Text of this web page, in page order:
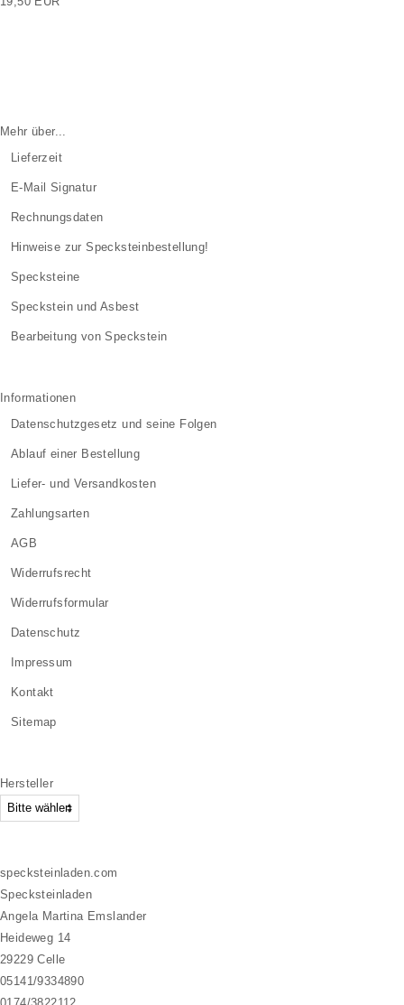
Mehr über...
Lieferzeit
E-Mail Signatur
Rechnungsdaten
Hinweise zur Specksteinbestellung!
Specksteine
Speckstein und Asbest
Bearbeitung von Speckstein
Informationen
Datenschutzgesetz und seine Folgen
Ablauf einer Bestellung
Liefer- und Versandkosten
Zahlungsarten
AGB
Widerrufsrecht
Widerrufsformular
Datenschutz
Impressum
Kontakt
Sitemap
Hersteller
specksteinladen.com
Specksteinladen
Angela Martina Emslander
Heideweg 14
29229 Celle
05141/9334890